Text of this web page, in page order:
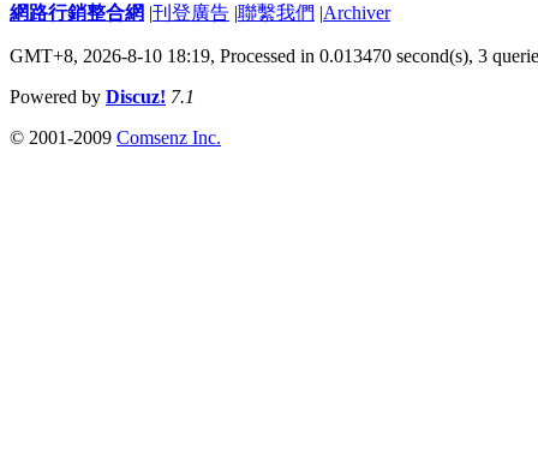
網路行銷整合網 |刊登廣告 |聯繫我們 |Archiver
GMT+8, 2026-8-10 18:19, Processed in 0.013470 second(s), 3
Powered by Discuz! 7.1
© 2001-2009 Comsenz Inc.